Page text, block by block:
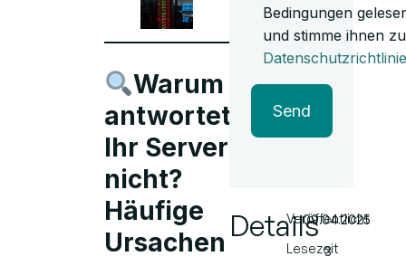
Warum
antwortet
Ihr Server
nicht?
Häufige
Ursachen
Bedingungen
und stimme ihnen
Datenschutzrichtlinie
Send
DetailsVeröffentlicht
Lesezeit
09.04.2025
3